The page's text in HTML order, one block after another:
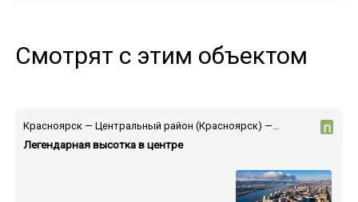
Смотрят с этим объектом
Красноярск — Центральный район (Красноярск) — пр-т Мира
Легендарная высотка в центре
П